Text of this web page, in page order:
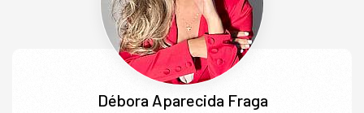
Débora Aparecida Fraga